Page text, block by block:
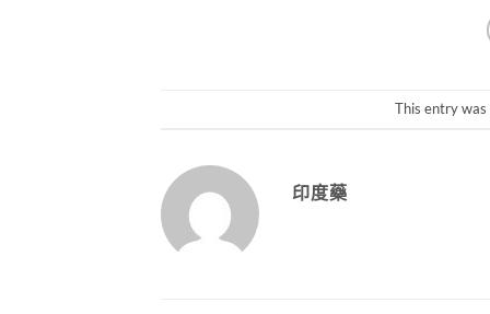
This entry
印度藥